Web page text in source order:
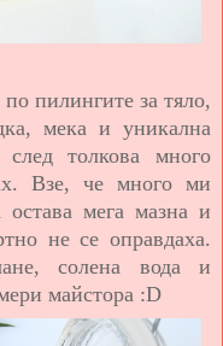
пилингите за тяло,
мека и уникална
толкова много
Взе, че много ми
мега мазна и
не се оправдаха.
солена вода и
майстора :D